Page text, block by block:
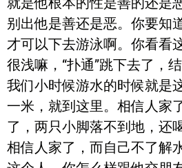
别出他是善还是恶。你要知
才可以下去游泳啊。你看看
很浅嘛，“扑通”跳下去了，
我们小时候游水的时候就是
一米，就到这里。相信人家
了，两只小脚落不到地，还
相信人家了，而自己不了解